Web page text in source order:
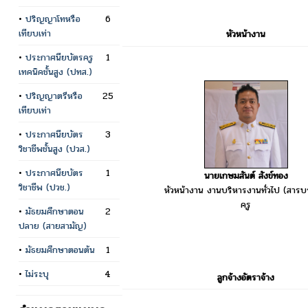
• ปริญญาโทหรือ
เทียบเท่า
6
• ประกาศนียบัตรครู
เทคนิคชั้นสูง (ปทส.)
1
• ปริญญาตรีหรือ
เทียบเท่า
25
• ประกาศนียบัตร
วิชาชีพชั้นสูง (ปวส.)
3
• ประกาศนียบัตร
วิชาชีพ (ปวช.)
1
• มัธยมศึกษาตอน
ปลาย (สายสามัญ)
2
• มัธยมศึกษาตอนต้น
1
•ไม่ระบุ 4
หัวหน้างาน
นายเกษมสันต์ สังข์ทอง
หัวหน้างาน งานบริหารงานทั่วไป (สาร
ครู
ลูกจ้างอัตราจ้าง